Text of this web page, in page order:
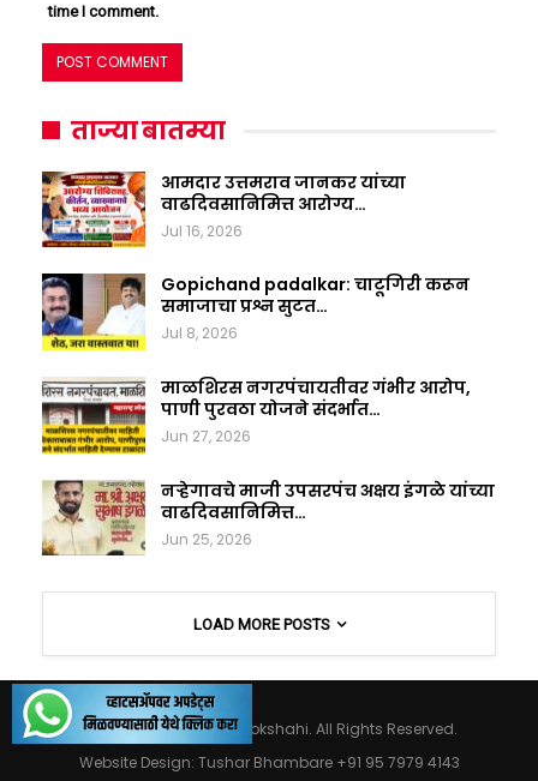
time I comment.
ताज्या बातम्या
आमदार उत्तमराव जानकर यांच्या
वाढदिवसानिमित्त आरोग्य…
Jul 16, 2026
Gopichand padalkar: चाटूगिरी करून
समाजाचा प्रश्न सुटत…
Jul 8, 2026
माळशिरस नगरपंचायतीवर गंभीर आरोप,
पाणी पुरवठा योजने संदर्भात…
Jun 27, 2026
नऱ्हेगावचे माजी उपसरपंच अक्षय इंगळे यांच्या
वाढदिवसानिमित्त…
Jun 25, 2026
LOAD MORE POSTS
© 2026 - Maharashtralokshahi. All Rights Reserved.
Website Design: Tushar Bhambare +91 95 7979 4143